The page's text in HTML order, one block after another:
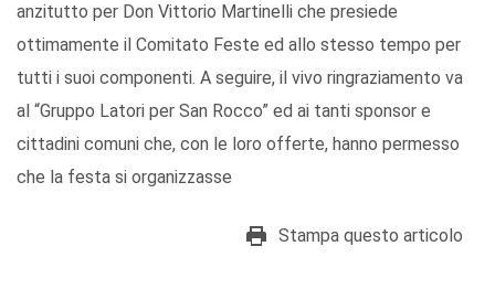
anzitutto per Don Vittorio Martinelli che presiede
ottimamente il Comitato Feste ed allo stesso tempo per
tutti i suoi componenti. A seguire, il vivo ringraziamento va
al “Gruppo Latori per San Rocco” ed ai tanti sponsor e
cittadini comuni che, con le loro offerte, hanno permesso
che la festa si organizzasse
Stampa questo articolo